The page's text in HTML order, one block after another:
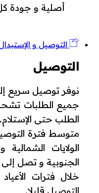
أصلية و جودة
التوصيل و
التوصيل
نوفر توصيل سريع إلى 58
جميع الطلبات
الطلب حتى الإستلام.
الجنوبية و تصل
خلال فترات